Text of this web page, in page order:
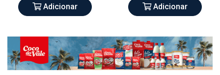
Adicionar Adicionar